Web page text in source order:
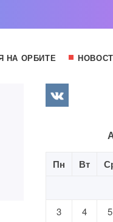
НА ОРБИТЕ
Пн Вт
3
4 5